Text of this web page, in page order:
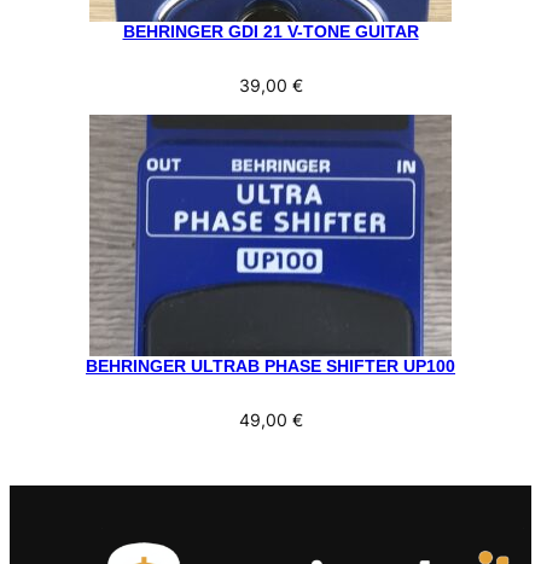
BEHRINGER GDI 21 V-TONE GUITAR
39,00 €
BEHRINGER ULTRAB PHASE SHIFTER UP100
49,00 €